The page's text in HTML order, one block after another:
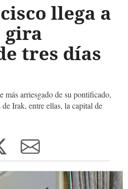
llega a
gira
tres días
más arriesgado de su pontificado,
Irak, entre ellas, la capital de